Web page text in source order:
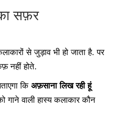
सफ़र
से जुड़ाव भी हो जाता है. पर
नहीं होते.
कि अफ़साना लिख रही हूं
वाली हास्य कलाकार कौन